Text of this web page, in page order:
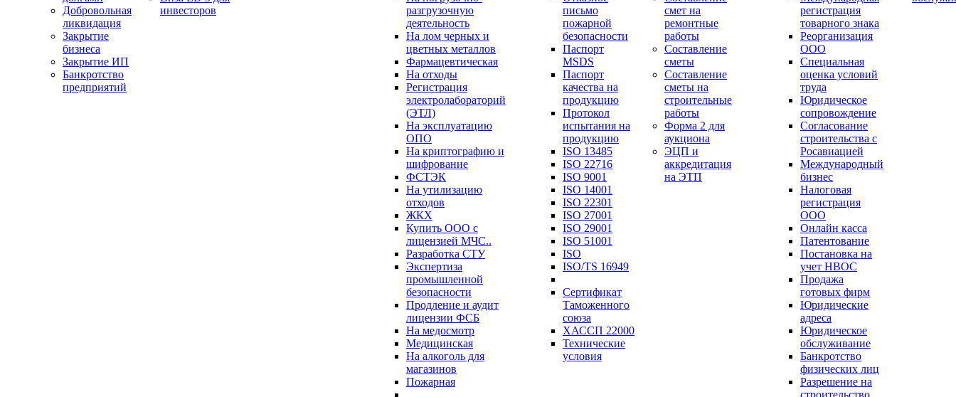
Добровольная
ликвидация
Закрытие
бизнеса
Закрытие ИП
Банкротство
предприятий
инвесторов
разгрузочную
деятельность
На лом черных и
цветных металлов
Фармацевтическая
На отходы
Регистрация
электролабораторий
(ЭТЛ)
На эксплуатацию
ОПО
На криптографию и
шифрование
ФСТЭК
На утилизацию
отходов
ЖКХ
Купить ООО с
лицензией МЧС..
Разработка СТУ
Экспертиза
промышленной
безопасности
Продление и аудит
лицензии ФСБ
На медосмотр
Медицинская
На алкоголь для
магазинов
Пожарная
письмо
пожарной
безопасности
Паспорт
МSDS
Паспорт
качества на
продукцию
Протокол
испытания на
продукцию
ISO 13485
ISO 22716
ISO 9001
ISO 14001
ISO 22301
ISO 27001
ISO 29001
ISO 51001
ISO
ISO/TS 16949
Сертификат
Таможенного
союза
ХАССП 22000
Технические
условия
смет на
ремонтные
работы
Составление
сметы
Составление
сметы на
строительные
работы
Форма 2 для
аукциона
ЭЦП и
аккредитация
на ЭТП
регистрация
товарного знака
Реорганизация
ООО
Специальная
оценка условий
труда
Юридическое
сопровождение
Согласование
строительства с
Росавиацией
Международный
бизнес
Налоговая
регистрация
ООО
Онлайн касса
Патентование
Постановка на
учет НВОС
Продажа
готовых фирм
Юридические
адреса
Юридическое
обслуживание
Банкротство
физических лиц
Разрешение на
строительство